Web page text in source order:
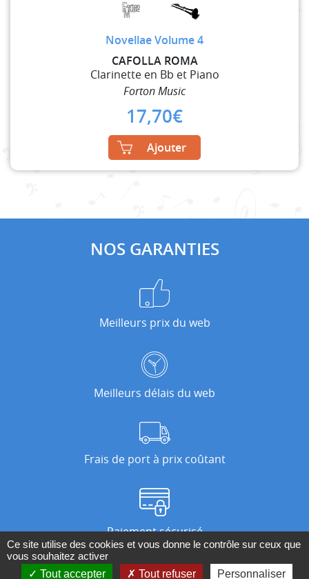
Novellae Volume 4
CAFOLLA ROMA
Clarinette en Bb et Piano
Forton Music
17,70€
Ajouter
NOS GARANTIES
Meilleurs prix du web
Meilleurs délais du web
Frais de port à prix coûtant
Paiement sécurisé
Ce site utilise des cookies et vous donne le contrôle sur ceux que
vous souhaitez activer
Tout accepter
Tout refuser Personnaliser